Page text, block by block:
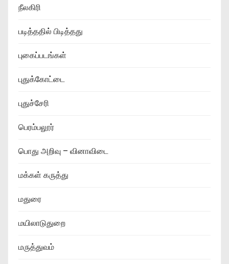
நீலகிரி
படித்ததில் பிடித்தது
புகைப்படங்கள்
புதுக்கோட்டை
புதுச்சேரி
பெரம்பலூர்
பொது அறிவு – வினாவிடை
மக்கள் கருத்து
மதுரை
மயிலாடுதுறை
மருத்துவம்